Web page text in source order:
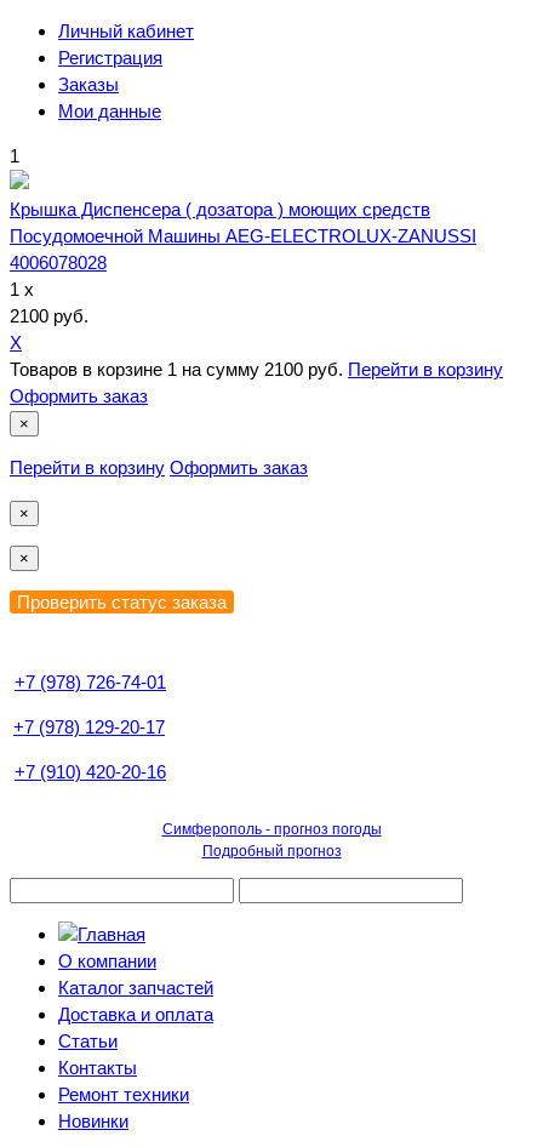
Личный кабинет
Регистрация
Заказы
Мои данные
1
Крышка Диспенсера ( дозатора ) моющих средств
Посудомоечной Машины AEG-ELECTROLUX-ZANUSSI
4006078028
1 x
2100 руб.
X
Товаров в корзине 1 на сумму 2100 руб. Перейти в корзину
Оформить заказ
×
Перейти в корзину Оформить заказ
×
×
+7 (978) 726-74-01
+7 (978) 129-20-17
+7 (910) 420-20-16
Симферополь - прогноз погоды
Подробный прогноз
О компании
Каталог запчастей
Доставка и оплата
Статьи
Контакты
Ремонт техники
Новинки